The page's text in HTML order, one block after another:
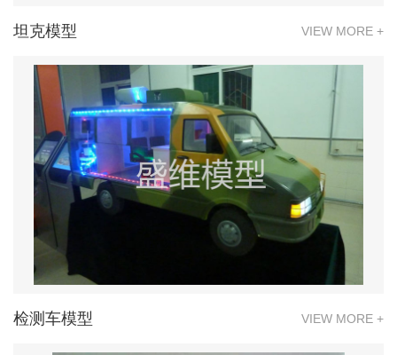
坦克模型 VIEW MORE +
检测车模型 VIEW MORE +